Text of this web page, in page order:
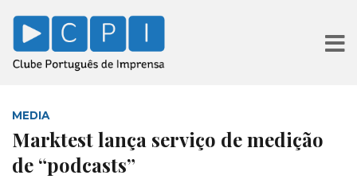
MEDIA
Marktest lança serviço de medição
de “podcasts”